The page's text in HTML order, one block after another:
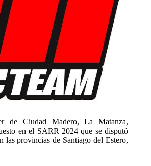
de Ciudad Madero, La Matanza,
en el SARR 2024 que se disputó
las provincias de Santiago del Estero,